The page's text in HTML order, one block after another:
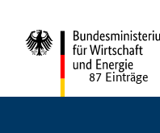
87 Einträge